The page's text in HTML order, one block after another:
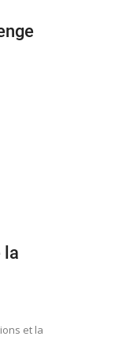
la
et la